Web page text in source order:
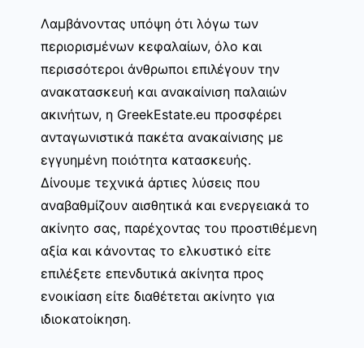
Λαμβάνοντας υπόψη ότι λόγω των
περιορισμένων κεφαλαίων, όλο και
περισσότεροι άνθρωποι επιλέγουν την
ανακατασκευή και ανακαίνιση παλαιών
ακινήτων, η GreekEstate.eu προσφέρει
ανταγωνιστικά πακέτα ανακαίνισης με
εγγυημένη ποιότητα κατασκευής.
Δίνουμε τεχνικά άρτιες λύσεις που
αναβαθμίζουν αισθητικά και ενεργειακά το
ακίνητο σας, παρέχοντας του προστιθέμενη
αξία και κάνοντας το ελκυστικό είτε
επιλέξετε επενδυτικά ακίνητα προς
ενοικίαση είτε διαθέτεται ακίνητο για
ιδιοκατοίκηση.